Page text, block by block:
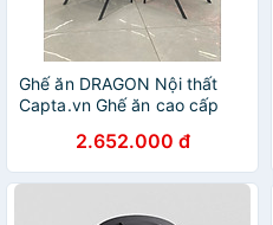
Ghế ăn DRAGON Nội thất
Capta.vn Ghế ăn cao cấp
chuẩn Châu Âu-Italy
2.652.000 đ